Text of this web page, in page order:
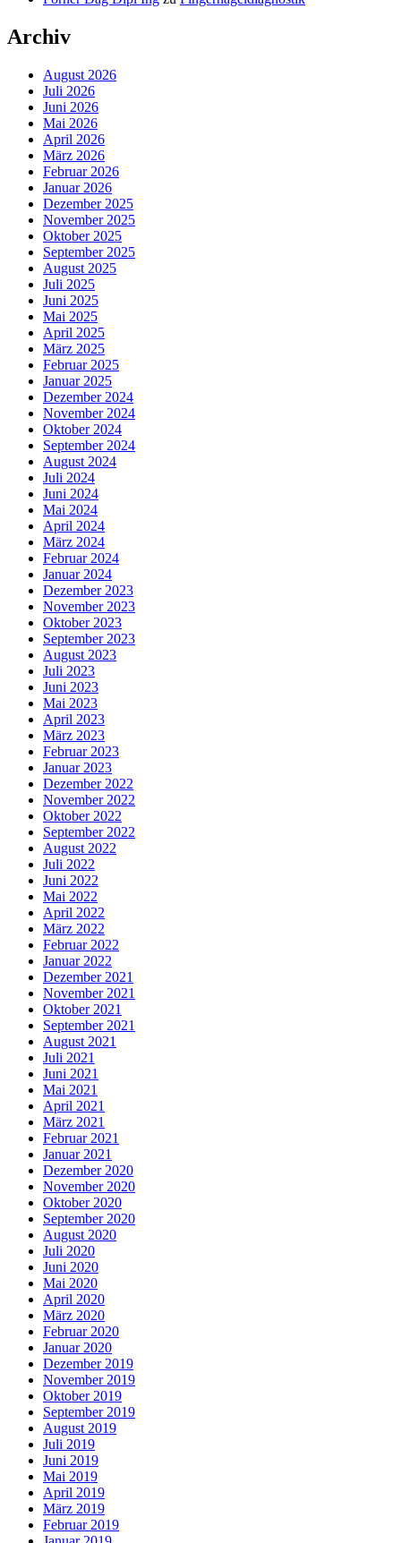
Archiv
August 2026
Juli 2026
Juni 2026
Mai 2026
April 2026
März 2026
Februar 2026
Januar 2026
Dezember 2025
November 2025
Oktober 2025
September 2025
August 2025
Juli 2025
Juni 2025
Mai 2025
April 2025
März 2025
Februar 2025
Januar 2025
Dezember 2024
November 2024
Oktober 2024
September 2024
August 2024
Juli 2024
Juni 2024
Mai 2024
April 2024
März 2024
Februar 2024
Januar 2024
Dezember 2023
November 2023
Oktober 2023
September 2023
August 2023
Juli 2023
Juni 2023
Mai 2023
April 2023
März 2023
Februar 2023
Januar 2023
Dezember 2022
November 2022
Oktober 2022
September 2022
August 2022
Juli 2022
Juni 2022
Mai 2022
April 2022
März 2022
Februar 2022
Januar 2022
Dezember 2021
November 2021
Oktober 2021
September 2021
August 2021
Juli 2021
Juni 2021
Mai 2021
April 2021
März 2021
Februar 2021
Januar 2021
Dezember 2020
November 2020
Oktober 2020
September 2020
August 2020
Juli 2020
Juni 2020
Mai 2020
April 2020
März 2020
Februar 2020
Januar 2020
Dezember 2019
November 2019
Oktober 2019
September 2019
August 2019
Juli 2019
Juni 2019
Mai 2019
April 2019
März 2019
Februar 2019